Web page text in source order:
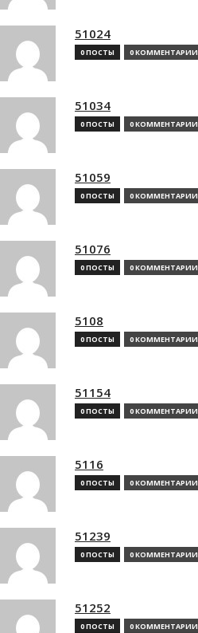
51024
0 ПОСТЫ 0 КОММЕНТАРИИ
51034
0 ПОСТЫ 0 КОММЕНТАРИИ
51059
0 ПОСТЫ 0 КОММЕНТАРИИ
51076
0 ПОСТЫ 0 КОММЕНТАРИИ
5108
0 ПОСТЫ 0 КОММЕНТАРИИ
51154
0 ПОСТЫ 0 КОММЕНТАРИИ
5116
0 ПОСТЫ 0 КОММЕНТАРИИ
51239
0 ПОСТЫ 0 КОММЕНТАРИИ
51252
0 ПОСТЫ 0 КОММЕНТАРИИ